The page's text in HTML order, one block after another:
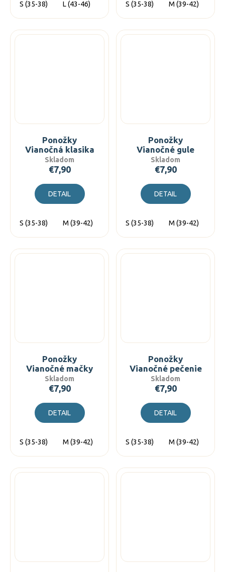
S (35-38) L (43-46) S (35-38) M (39-42)
Ponožky
Vianočná klasika
Skladom
€7,90
DETAIL
S (35-38) M (39-42) L (43-46)
Ponožky
Vianočné gule
Skladom
€7,90
DETAIL
S (35-38) M (39-42)
Ponožky
Vianočné mačky
Skladom
€7,90
DETAIL
S (35-38) M (39-42) L (43-46)
Ponožky
Vianočné pečenie
Skladom
€7,90
DETAIL
S (35-38) M (39-42)